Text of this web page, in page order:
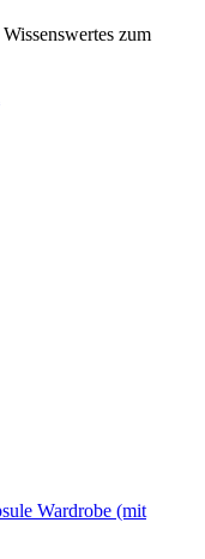
zum
Wardrobe (mit